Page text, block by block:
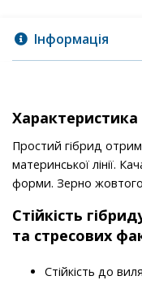
Інформація
Характеристика
Простий гібрид
материнської лінії.
форми. Зерно
Стійкість
та стресових
Стійкість до